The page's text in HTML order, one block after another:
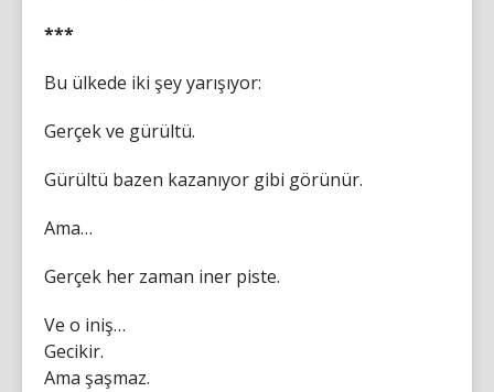
***
Bu ülkede iki şey yarışıyor:
Gerçek ve gürültü.
Gürültü bazen kazanıyor gibi görünür.
Ama…
Gerçek her zaman iner piste.
Ve o iniş…
Gecikir.
Ama şaşmaz.